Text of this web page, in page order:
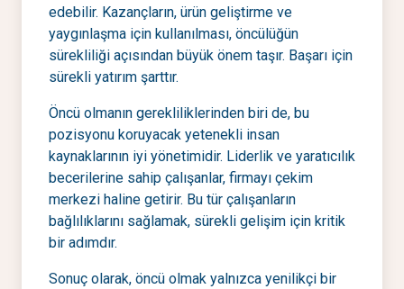
edebilir. Kazançların, ürün geliştirme ve
yaygınlaşma için kullanılması, öncülüğün
sürekliliği açısından büyük önem taşır. Başarı için
sürekli yatırım şarttır.
Öncü olmanın gerekliliklerinden biri de, bu
pozisyonu koruyacak yetenekli insan
kaynaklarının iyi yönetimidir. Liderlik ve yaratıcılık
becerilerine sahip çalışanlar, firmayı çekim
merkezi haline getirir. Bu tür çalışanların
bağlılıklarını sağlamak, sürekli gelişim için kritik
bir adımdır.
Sonuç olarak, öncü olmak yalnızca yenilikçi bir